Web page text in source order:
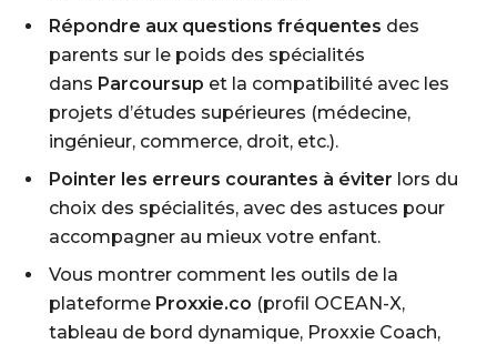
Répondre aux questions fréquentes des
parents sur le poids des spécialités
dans Parcoursup et la compatibilité avec les
projets d’études supérieures (médecine,
ingénieur, commerce, droit, etc.).
Pointer les erreurs courantes à éviter lors du
choix des spécialités, avec des astuces pour
accompagner au mieux votre enfant.
Vous montrer comment les outils de la
plateforme Proxxie.co (profil OCEAN-X,
tableau de bord dynamique, Proxxie Coach,